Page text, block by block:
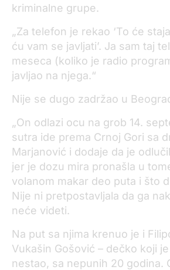
kriminalne grupe.
„Za telefon je rekao ‘To će
ću vam se javljati’. Ja sam taj
meseca (koliko je radio
javljao na njega.“
Nije se dugo zadržao u
„On odlazi ocu na grob 14.
sutra ide prema Crnoj Gori sa
Marjanović i dodaje da je
jer je dozu mira pronašla u
volanom makar deo puta i što
Nije ni pretpostavljala da ga
neće videti.
Na put sa njima krenuo je i
Vukašin Gošović – dečko koji
nestao, sa nepunih 20 godina.